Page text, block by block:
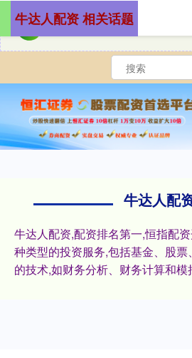
牛达人配
牛达人配资,配资排名第一,恒指配
种类型的投资服务,包括基金、股
的技术,如财务分析、财务计算和模
牛达人配资 相关话题